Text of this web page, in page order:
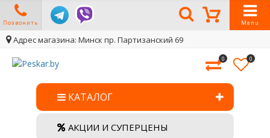
Позвонить Menu
Адрес магазина: Минск пр. Партизанский 69
0 0
КАТАЛОГ
АКЦИИ И СУПЕРЦЕНЫ